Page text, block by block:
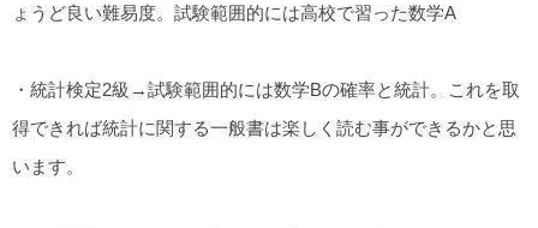
ょうど良い難易度。試験範囲的には高校で習った数学A
・統計検定2級→試験範囲的には数学Bの確率と統計。これを取
得できれば統計に関する一般書は楽しく読む事ができるかと思
います。